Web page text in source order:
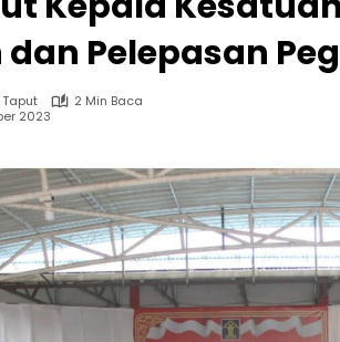
dan Pelepasan
2 Min Baca
2023